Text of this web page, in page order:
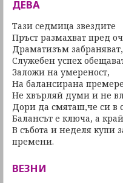
ДЕВА
Тази седмица звездите
Пръст размахват пред
Драматизъм забраняват,
Служебен успех
Заложи на умереност,
На балансирана
Не хвърляй думи и не
Дори да смяташ,че си в
Балансът е ключа, а
В събота и неделя купи
премени.
ВЕЗНИ